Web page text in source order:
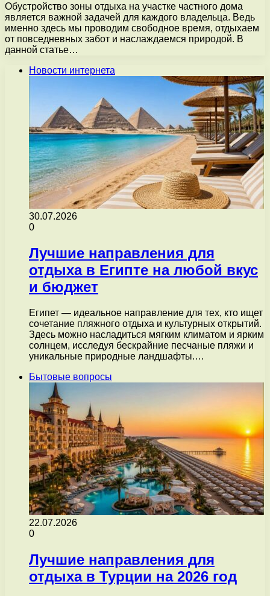
Обустройство зоны отдыха на участке частного дома
является важной задачей для каждого владельца. Ведь
именно здесь мы проводим свободное время, отдыхаем
от повседневных забот и наслаждаемся природой. В
данной статье…
Новости интернета
30.07.2026
0
Лучшие направления для
отдыха в Египте на любой вкус
и бюджет
Египет — идеальное направление для тех, кто ищет
сочетание пляжного отдыха и культурных открытий.
Здесь можно насладиться мягким климатом и ярким
солнцем, исследуя бескрайние песчаные пляжи и
уникальные природные ландшафты.…
Бытовые вопросы
22.07.2026
0
Лучшие направления для
отдыха в Турции на 2026 год